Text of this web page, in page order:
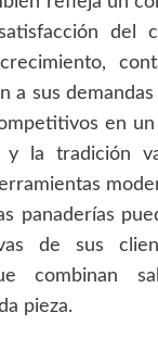
del
a sus
en
y la tradición
panaderías
de sus
combinan
pieza.